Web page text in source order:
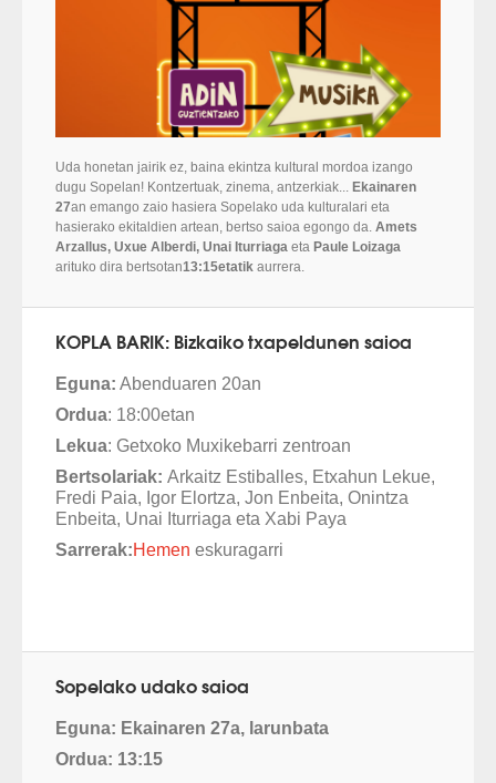
Uda honetan jairik ez, baina ekintza kultural mordoa izango
dugu Sopelan! Kontzertuak, zinema, antzerkiak... Ekainaren
27an emango zaio hasiera Sopelako uda kulturalari eta
hasierako ekitaldien artean, bertso saioa egongo da. Amets
Arzallus, Uxue Alberdi, Unai Iturriaga eta Paule Loizaga
arituko dira bertsotan13:15etatik aurrera.
KOPLA BARIK: Bizkaiko txapeldunen saioa
Eguna: Abenduaren 20an
Ordua: 18:00etan
Lekua: Getxoko Muxikebarri zentroan
Bertsolariak: Arkaitz Estiballes, Etxahun Lekue,
Fredi Paia, Igor Elortza, Jon Enbeita, Onintza
Enbeita, Unai Iturriaga eta Xabi Paya
Sarrerak:Hemen eskuragarri
Sopelako udako saioa
Eguna: Ekainaren 27a, larunbata
Ordua: 13:15